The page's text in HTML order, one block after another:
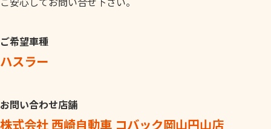
ご希望車種
ハスラー
お問い合わせ店舗
株式会社 西崎自動車 コバック岡山円山店